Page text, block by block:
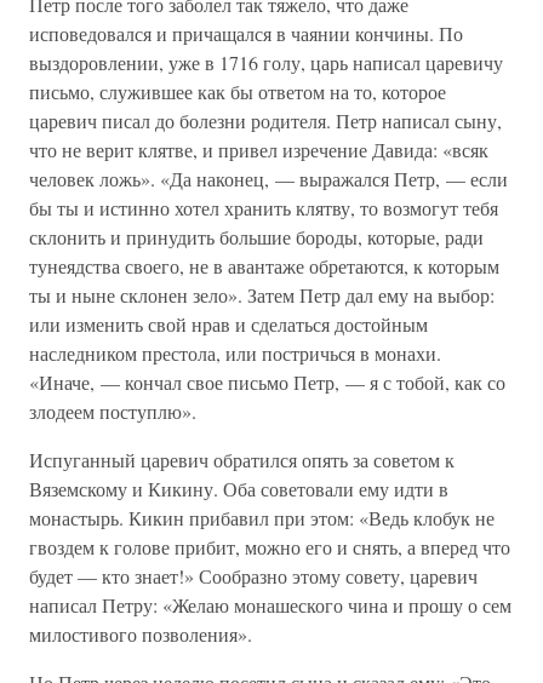
исповедовался и причащался в чаянии кончины. По
выздоровлении, уже в 1716 голу, царь написал царевичу
письмо, служившее как бы ответом на то, которое
царевич писал до болезни родителя. Петр написал сыну,
что не верит клятве, и привел изречение Давида: «всяк
человек ложь». «Да наконец, — выражался Петр, — если
бы ты и истинно хотел хранить клятву, то возмогут тебя
склонить и принудить большие бороды, которые, ради
тунеядства своего, не в авантаже обретаются, к которым
ты и ныне склонен зело». Затем Петр дал ему на выбор:
или изменить свой нрав и сделаться достойным
наследником престола, или постричься в монахи.
«Иначе, — кончал свое письмо Петр, — я с тобой, как со
злодеем поступлю».
Испуганный царевич обратился опять за советом к
Вяземскому и Кикину. Оба советовали ему идти в
монастырь. Кикин прибавил при этом: «Ведь клобук не
гвоздем к голове прибит, можно его и снять, а вперед что
будет — кто знает!» Сообразно этому совету, царевич
написал Петру: «Желаю монашеского чина и прошу о сем
милостивого позволения».